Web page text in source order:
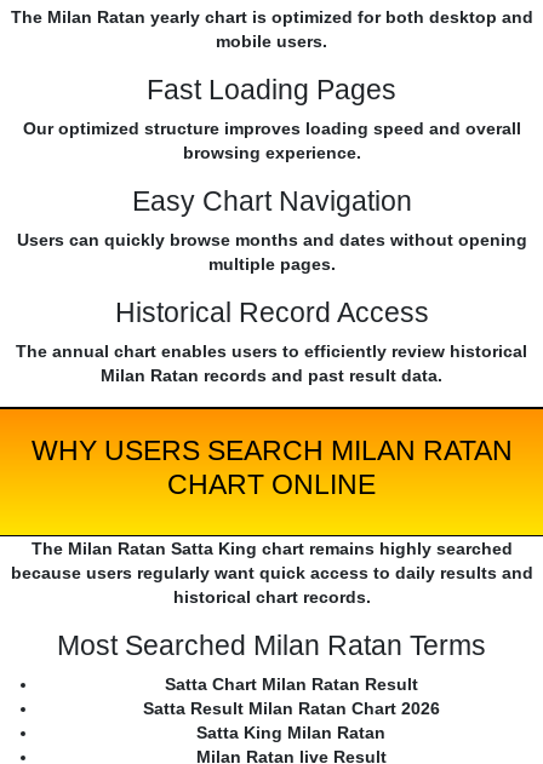
The Milan Ratan yearly chart is optimized for both desktop and
mobile users.
Fast Loading Pages
Our optimized structure improves loading speed and overall
browsing experience.
Easy Chart Navigation
Users can quickly browse months and dates without opening
multiple pages.
Historical Record Access
The annual chart enables users to efficiently review historical
Milan Ratan records and past result data.
WHY USERS SEARCH MILAN RATAN
CHART ONLINE
The Milan Ratan Satta King chart remains highly searched
because users regularly want quick access to daily results and
historical chart records.
Most Searched Milan Ratan Terms
Satta Chart Milan Ratan Result
Satta Result Milan Ratan Chart 2026
Satta King Milan Ratan
Milan Ratan live Result